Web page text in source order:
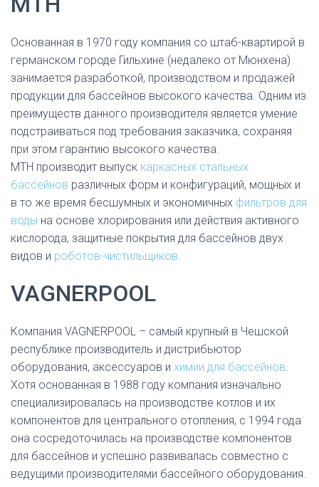
Основанная в 1970 году компания со штаб-квартирой в
германском городе Гильхине (недалеко от Мюнхена)
занимается разработкой, производством и продажей
продукции для бассейнов высокого качества. Одним из
преимуществ данного производителя является умение
подстраиваться под требования заказчика, сохраняя
при этом гарантию высокого качества.
MTH производит выпуск каркасных стальных
бассейнов различных форм и конфигураций, мощных и
в то же время бесшумных и экономичных фильтров для
воды на основе хлорирования или действия активного
кислорода, защитные покрытия для бассейнов двух
видов и роботов-чистильщиков.
VAGNERPOOL
Компания VAGNERPOOL – самый крупный в Чешской
республике производитель и дистрибьютор
оборудования, аксессуаров и химии для бассейнов.
Хотя основанная в 1988 году компания изначально
специализировалась на производстве котлов и их
компонентов для центрального отопления, с 1994 года
она сосредоточилась на производстве компонентов
для бассейнов и успешно развивалась совместно с
ведущими производителями бассейного оборудования.